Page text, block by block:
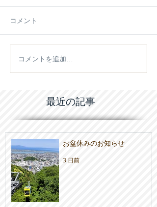
施工例【施工物件】をア
ップしました
コメント
コメントを追加…
最近の記事
お盆休みのお知らせ
3 日前